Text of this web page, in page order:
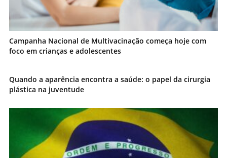
Campanha Nacional de Multivacinação começa hoje com
foco em crianças e adolescentes
Quando a aparência encontra a saúde: o papel da cirurgia
plástica na juventude